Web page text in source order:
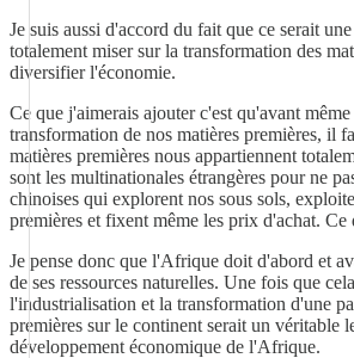
Je suis aussi d'accord du fait que ce serait
totalement miser sur la transformation des
diversifier l'économie.
Ce que j'aimerais ajouter c'est qu'avant
transformation de nos matières premières, il
matières premières nous appartiennent
sont les multinationales étrangères pour ne
chinoises qui explorent nos sous sols,
premières et fixent même les prix d'achat. Ce
Je pense donc que l'Afrique doit d'abord et
de ses ressources naturelles. Une fois que
l'industrialisation et la transformation d'une
premières sur le continent serait un véritable
développement économique de l'Afrique.